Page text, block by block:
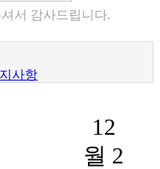
서 감사드립니다.
사항
12
월 2